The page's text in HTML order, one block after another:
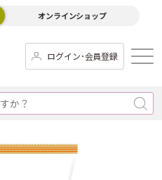
オンラインショップ
ログイン･会員登録